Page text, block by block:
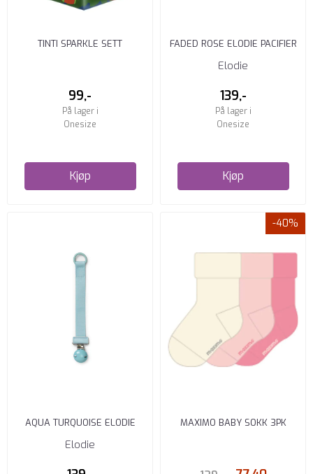
TINTI SPARKLE SETT
99,-
På lager i
Onesize
Kjøp
FADED ROSE ELODIE PACIFIER
CLIP SMOKKESNOR
Elodie
139,-
På lager i
Onesize
Kjøp
AQUA TURQUOISE ELODIE
PACIFIER CLIP SMOKKESNOR
Elodie
-40%
MAXIMO BABY SOKK 3PK